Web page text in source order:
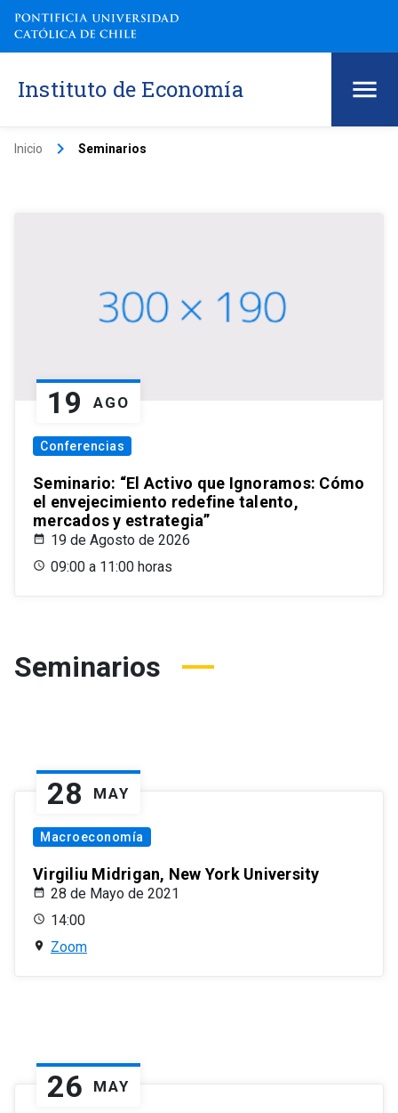
Instituto de Economía
Inicio keyboard_arrow_right Seminarios
19 AGO
Conferencias
Seminario: “El Activo que Ignoramos: Cómo
el envejecimiento redefine talento,
mercados y estrategia”
19 de Agosto de 2026
09:00 a 11:00 horas
Seminarios
28 MAY
Macroeconomía
Virgiliu Midrigan, New York University
28 de Mayo de 2021
14:00
Zoom
26 MAY